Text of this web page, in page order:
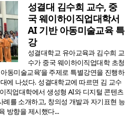
성결대 김수희 교수, 중
국 웨이하이직업대학서
AI 기반 아동미술교육 특
강
성결대학교 유아교육과 김수희 교
수가 중국 웨이하이직업대학 초청
동미술교육’을 주제로 특별강연을 진행하
에 나섰다. 성결대학교에 따르면 김 교수
직업대학에서 생성형 AI와 디지털 콘텐츠
례를 소개하고, 창의성 개발과 자기표현 능
방향을 제시했다...